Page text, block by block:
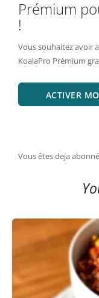
Prémium
!
Vous souhaitez avoir
KoalaPro Prémium
ACTIVER
Vous êtes deja